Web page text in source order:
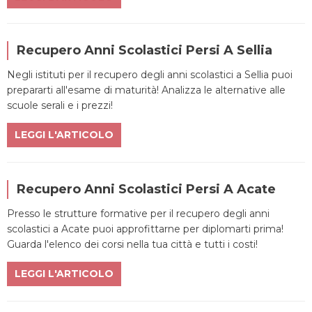
Recupero Anni Scolastici Persi A Sellia
Negli istituti per il recupero degli anni scolastici a Sellia puoi
prepararti all'esame di maturità! Analizza le alternative alle
scuole serali e i prezzi!
LEGGI L'ARTICOLO
Recupero Anni Scolastici Persi A Acate
Presso le strutture formative per il recupero degli anni
scolastici a Acate puoi approfittarne per diplomarti prima!
Guarda l'elenco dei corsi nella tua città e tutti i costi!
LEGGI L'ARTICOLO